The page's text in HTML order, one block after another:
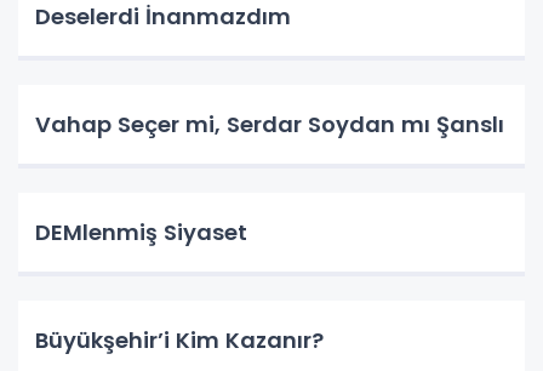
Deselerdi İnanmazdım
Vahap Seçer mi, Serdar Soydan mı Şanslı
DEMlenmiş Siyaset
Büyükşehir’i Kim Kazanır?